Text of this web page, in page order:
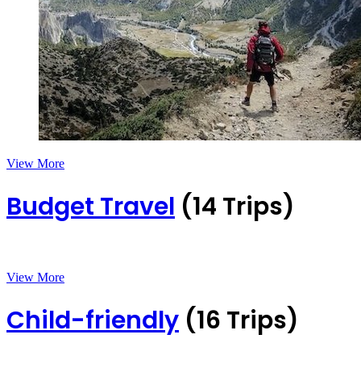
View More
Budget Travel (14 Trips)
View More
Child-friendly (16 Trips)